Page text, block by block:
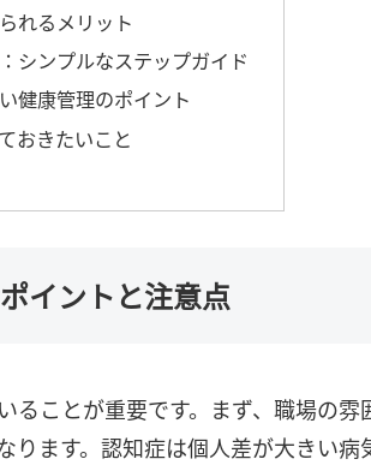
れるメリット
シンプルなステップガイド
健康管理のポイント
おきたいこと
イントと注意点
ることが重要です。まず、職場の雰
ます。認知症は個人差が大きい病